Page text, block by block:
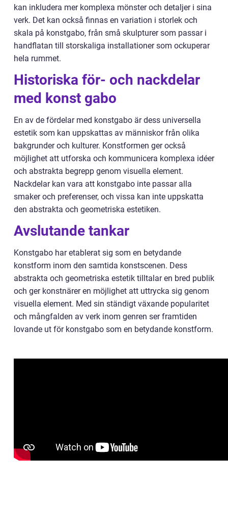
kan inkludera mer komplexa mönster och detaljer i sina
verk. Det kan också finnas en variation i storlek och
skala på konstgabo, från små skulpturer som passar i
handflatan till storskaliga installationer som ockuperar
hela rummet.
Historiska för- och nackdelar
med konst gabo
En av de fördelar med konstgabo är dess universella
estetik som kan uppskattas av människor från olika
bakgrunder och kulturer. Konstformen ger också
möjlighet att utforska och kommunicera komplexa idéer
och abstrakta begrepp genom visuella element.
Nackdelar kan vara att konstgabo inte passar alla
smaker och preferenser, och vissa kan inte uppskatta
den abstrakta och geometriska estetiken.
Avslutande tankar
Konstgabo har etablerat sig som en betydande
konstform inom den samtida konstscenen. Dess
abstrakta och geometriska estetik tilltalar en bred publik
och ger konstnärer en möjlighet att uttrycka sig genom
visuella element. Med sin ständigt växande popularitet
och mångfalden av verk inom genren ser framtiden
lovande ut för konstgabo som en betydande konstform.